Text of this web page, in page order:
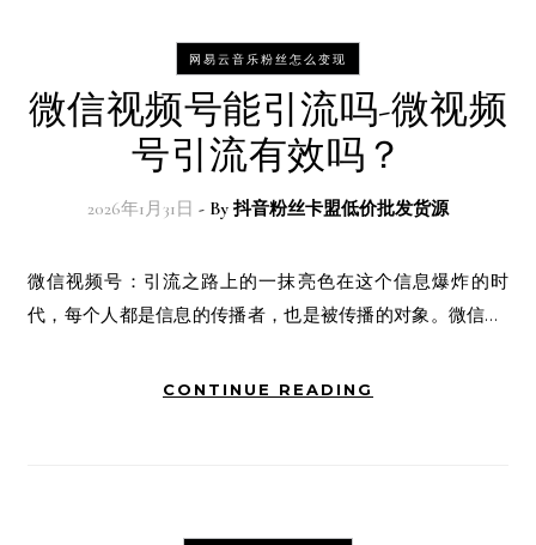
网易云音乐粉丝怎么变现
微信视频号能引流吗-微视频
号引流有效吗？
2026年1月31日 - By 抖音粉丝卡盟低价批发货源
微信视频号：引流之路上的一抹亮色在这个信息爆炸的时
代，每个人都是信息的传播者，也是被传播的对象。微信…
CONTINUE READING